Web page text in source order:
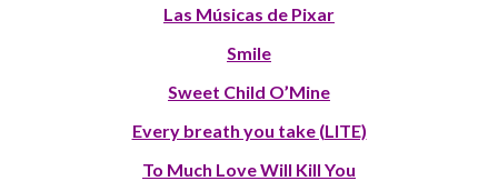
Las Músicas de Pixar
Smile
Sweet Child O’Mine
Every breath you take (LITE)
To Much Love Will Kill You